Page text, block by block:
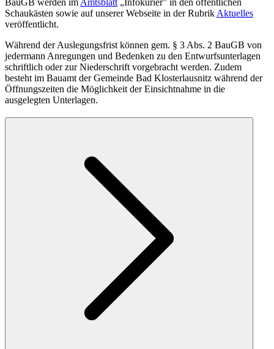
Schaukästen sowie auf unserer Webseite in der Rubrik Aktuelles
veröffentlicht.
Während der Auslegungsfrist können gem. § 3 Abs. 2 BauGB von
jedermann Anregungen und Bedenken zu den Entwurfsunterlagen
schriftlich oder zur Niederschrift vorgebracht werden. Zudem
besteht im Bauamt der Gemeinde Bad Klosterlausnitz während der
Öffnungszeiten die Möglichkeit der Einsichtnahme in die
ausgelegten Unterlagen.